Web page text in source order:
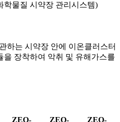
학물질 시약장 관리시스템)
하는 시약장 안에 이온클러스터
을 장착하여 악취 및 유해가스를
ZEO-
ZEO-
ZEO-